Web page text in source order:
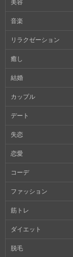
美容
音楽
リラクゼーション
癒し
結婚
カップル
デート
失恋
恋愛
コーデ
ファッション
筋トレ
ダイエット
脱毛